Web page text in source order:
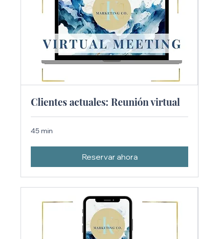
Clientes actuales: Reunión virtual
45 min
Reservar ahora